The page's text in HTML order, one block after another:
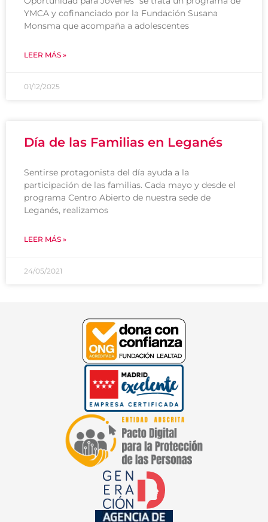
YMCA y cofinanciado por la Fundación Susana
Monsma que acompaña a adolescentes
LEER MÁS »
01/12/2025
Día de las Familias en Leganés
Sentirse protagonista del día ayuda a la
participación de las familias. Cada mayo y desde el
programa Centro Abierto de nuestra sede de
Leganés, realizamos
LEER MÁS »
24/05/2021